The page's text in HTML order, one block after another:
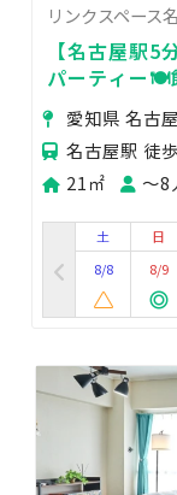
リンクスペース
【名古屋駅
パーティー🍽
速Wifi✨
愛知県 名古
名古屋駅 徒
21㎡
〜8
土
8/8
日
8/9